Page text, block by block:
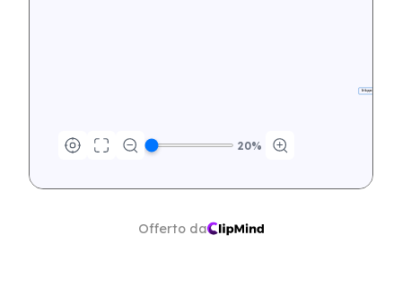
Sviluppo di competenze nella
20%
Offerto da